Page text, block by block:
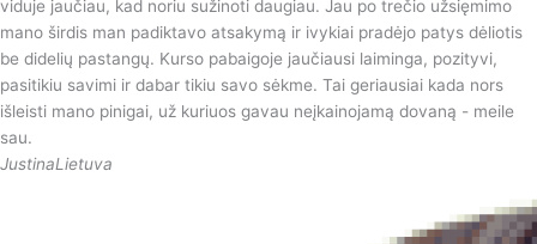
viduje jaučiau, kad noriu sužinoti daugiau. Jau po trečio užsięmimo
mano širdis man padiktavo atsakymą ir ivykiai pradėjo patys dėliotis
be didelių pastangų. Kurso pabaigoje jaučiausi laiminga, pozityvi,
pasitikiu savimi ir dabar tikiu savo sėkme. Tai geriausiai kada nors
išleisti mano pinigai, už kuriuos gavau neįkainojamą dovaną - meile
sau.
JustinaLietuva